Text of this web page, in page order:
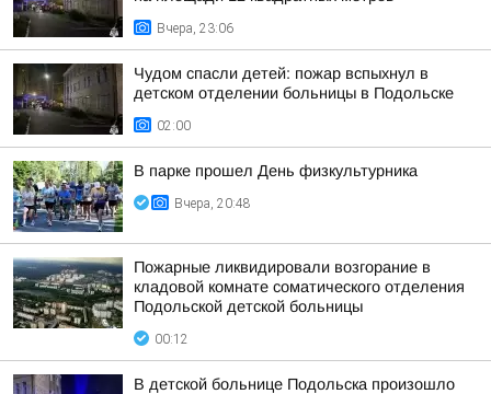
Вчера, 23:06
Чудом спасли детей: пожар вспыхнул в
детском отделении больницы в Подольске
02:00
В парке прошел День физкультурника
Вчера, 20:48
Пожарные ликвидировали возгорание в
кладовой комнате соматического отделения
Подольской детской больницы
00:12
В детской больнице Подольска произошло